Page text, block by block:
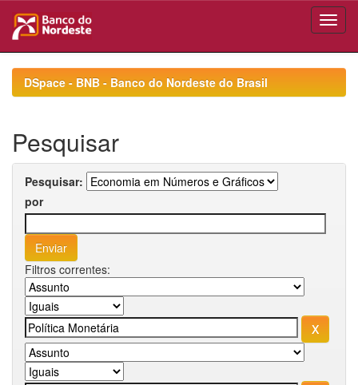
navigationDSpace - BNB - Banco do Nordeste do Brasil
Pesquisar
Pesquisar:
por
Filtros correntes: